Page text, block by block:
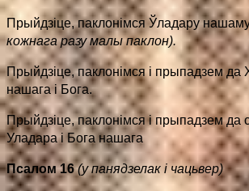
Прыйдзiце, паклонімся Ўладару
кожнага разу малы паклон).
Прыйдзіце, паклонімся і прыпадзем да
нашага і Бога.
Прыйдзіце, паклонімся і прыпадзем да
Уладара і Бога нашага
Псалом 16(у панядзелак і чацьвер)